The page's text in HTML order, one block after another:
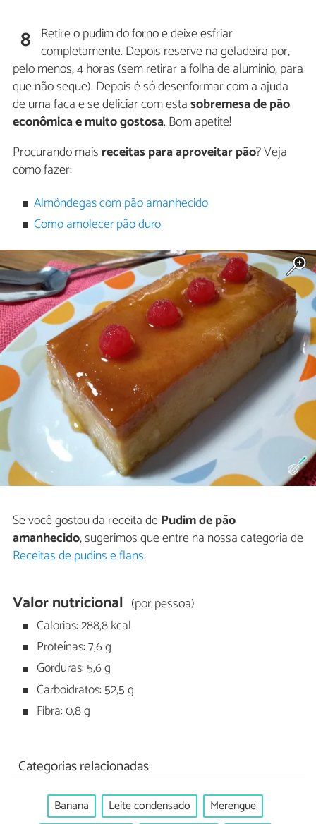
8 Retire o pudim do forno e deixe esfriar
completamente. Depois reserve na geladeira por,
pelo menos, 4 horas (sem retirar a folha de alumínio, para
que não seque). Depois é só desenformar com a ajuda
de uma faca e se deliciar com estasobremesa de pão
econômica e muito gostosa. Bom apetite!
Procurando mais receitas para aproveitar pão? Veja
como fazer:
Almôndegas com pão amanhecido
Como amolecer pão duro
Se você gostou da receita dePudim de pão
amanhecido, sugerimos que entre na nossa categoria de
Receitas de pudins e flans.
Valor nutricional (por pessoa)
Calorias: 288,8 kcal
Proteínas: 7,6 g
Gorduras: 5,6 g
Carboidratos: 52,5 g
Fibra: 0,8 g
Categorias relacionadas
Banana Leite condensado
Merengue